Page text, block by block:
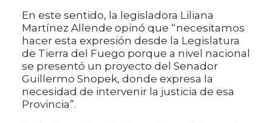
En este sentido, la legisladora Liliana
Martínez Allende opinó que “necesitamos
hacer esta expresión desde la Legislatura
de Tierra del Fuego porque a nivel nacional
se presentó un proyecto del Senador
Guillermo Snopek, donde expresa la
necesidad de intervenir la justicia de esa
Provincia”.